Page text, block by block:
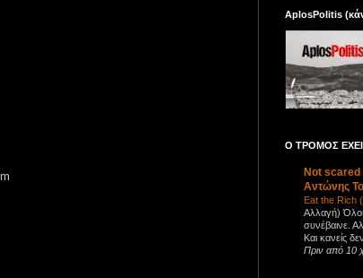
AplosPolitis
Ο ΤΡΟΜΟΣ
Not scared
Αντώνης
Eat the Rich
Αλλαγή)
συνέβαινε.
Και κανείς
Πριν από 10